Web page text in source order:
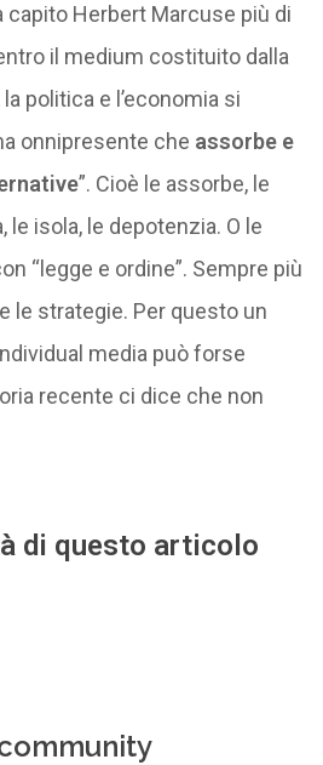
capito Herbert Marcuse più di
il medium costituito dalla
politica e l’economia si
onnipresente che assorbe e
”. Cioè le assorbe, le
le isola, le depotenzia. O le
“legge e ordine”. Sempre più
le strategie. Per questo un
media può forse
recente ci dice che non
di questo articolo